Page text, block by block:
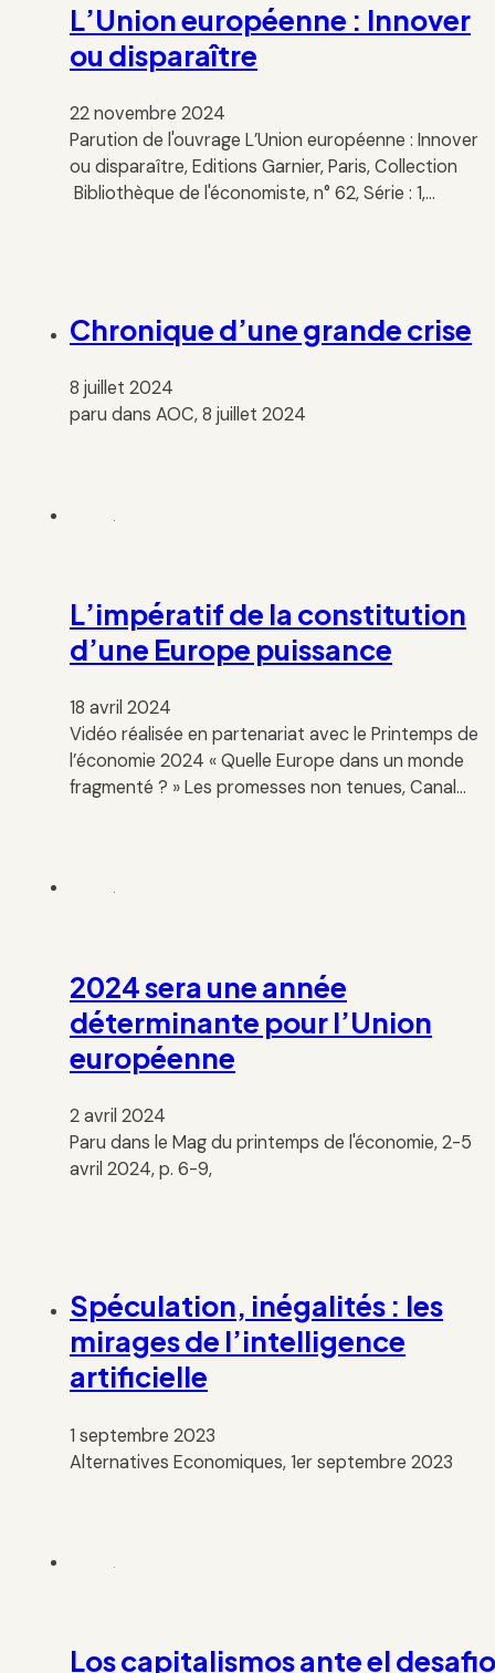
L’Union européenne : Innover
ou disparaître
22 novembre 2024
Parution de l'ouvrage L’Union européenne : Innover
ou disparaître, Editions Garnier, Paris, Collection
Bibliothèque de l'économiste, n° 62, Série : 1,…
Chronique d’une grande crise
8 juillet 2024
paru dans AOC, 8 juillet 2024
L’impératif de la constitution
d’une Europe puissance
18 avril 2024
Vidéo réalisée en partenariat avec le Printemps de
l’économie 2024 « Quelle Europe dans un monde
fragmenté ? » Les promesses non tenues, Canal…
2024 sera une année
déterminante pour l’Union
européenne
2 avril 2024
Paru dans le Mag du printemps de l'économie, 2-5
avril 2024, p. 6-9,
Spéculation, inégalités : les
mirages de l’intelligence
artificielle
1 septembre 2023
Alternatives Economiques, 1er septembre 2023
Los capitalismos ante el desafio